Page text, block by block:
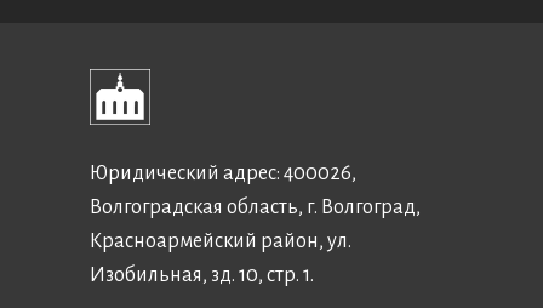
Юридический адрес: 400026,
Волгоградская область, г. Волгоград,
Красноармейский район, ул.
Изобильная, зд. 10, стр. 1.